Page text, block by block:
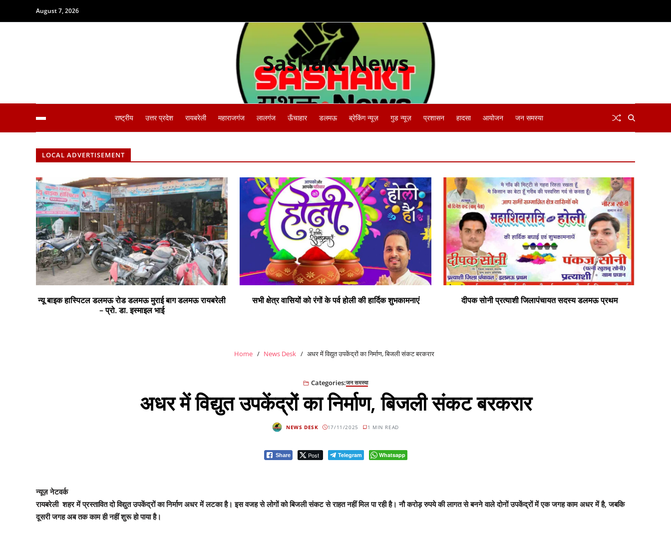
August 7, 2026
Sashakt News
राष्ट्रीय उत्तर प्रदेश रायबरेली महाराजगंज लालगंज ऊँचाहार डलमऊ ब्रेकिंग न्यूज़ गुड न्यूज़ प्रशासन हादसा आयोजन जन समस्या
LOCAL ADVERTISEMENT
न्यू बाइक हास्पिटल डलमऊ रोड डलमऊ मुराई बाग डलमऊ रायबरेली
– प्रो. डा. इस्माइल भाई
सभी क्षेत्र वासियों को रंगों के पर्व होली की हार्दिक शुभकामनाएं दीपक सोनी प्रत्याशी जिलापंचायत सदस्य डलमऊ प्रथम
Home News Desk अधर में विद्युत उपकेंद्रों का निर्माण, बिजली संकट बरकरार
Categories:जन समस्या
अधर में विद्युत उपकेंद्रों का निर्माण, बिजली संकट बरकरार
NEWS DESK 17/11/2025 1 MIN READ
Share Post Telegram Whatsapp
न्यूज़ नेटवर्क
रायबरेली शहर में प्रस्तावित दो विद्युत उपकेंद्रों का निर्माण अधर में लटका है। इस वजह से लोगों को बिजली संकट से राहत नहीं मिल पा रही है। नौ करोड़ रुपये की लागत से बनने वाले दोनों उपकेंद्रों में एक जगह काम अधर में है, जबकि
दूसरी जगह अब तक काम ही नहीं शुरू हो पाया है।